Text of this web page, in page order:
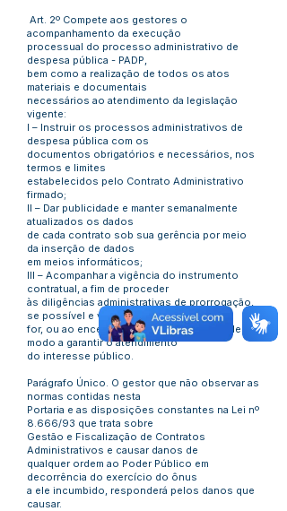
Art. 2º Compete aos gestores o
acompanhamento da execução
processual do processo administrativo de
despesa pública - PADP,
bem como a realização de todos os atos
materiais e documentais
necessários ao atendimento da legislação
vigente:
I – Instruir os processos administrativos de
despesa pública com os
documentos obrigatórios e necessários, nos
termos e limites
estabelecidos pelo Contrato Administrativo
firmado;
II – Dar publicidade e manter semanalmente
atualizados os dados
de cada contrato sob sua gerência por meio
da inserção de dados
em meios informáticos;
III – Acompanhar a vigência do instrumento
contratual, a fim de proceder
às diligências administrativas de prorrogação,
se possível e vantajoso
for, ou ao encerramento da contratação, de
modo a garantir o atendimento
do interesse público.
Parágrafo Único. O gestor que não observar as
normas contidas nesta
Portaria e as disposições constantes na Lei nº
8.666/93 que trata sobre
Gestão e Fiscalização de Contratos
Administrativos e causar danos de
qualquer ordem ao Poder Público em
decorrência do exercício do ônus
a ele incumbido, responderá pelos danos que
causar.